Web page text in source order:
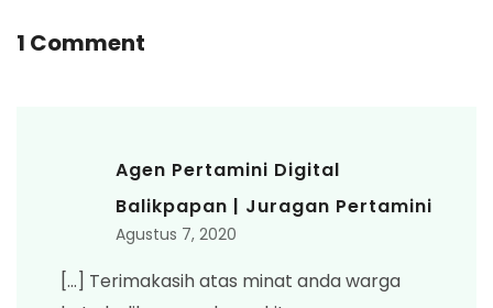
1 Comment
Agen Pertamini Digital
Balikpapan | Juragan Pertamini
Agustus 7, 2020
[…] Terimakasih atas minat anda warga